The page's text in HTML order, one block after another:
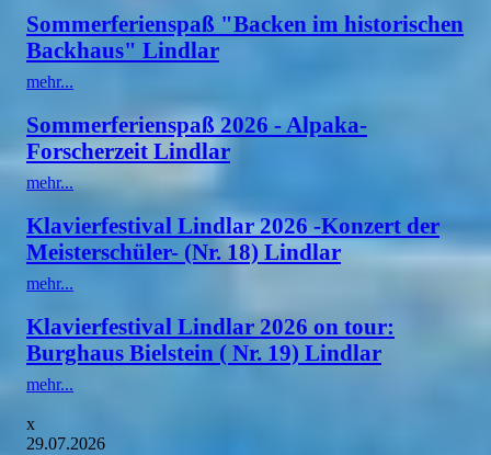
Sommerferienspaß "Backen im historischen
Backhaus" Lindlar
mehr...
Sommerferienspaß 2026 - Alpaka-
Forscherzeit Lindlar
mehr...
Klavierfestival Lindlar 2026 -Konzert der
Meisterschüler- (Nr. 18) Lindlar
mehr...
Klavierfestival Lindlar 2026 on tour:
Burghaus Bielstein ( Nr. 19) Lindlar
mehr...
x
29.07.2026